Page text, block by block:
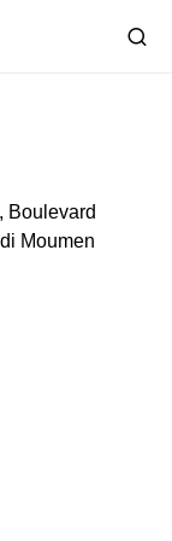
Boulevard
Moumen